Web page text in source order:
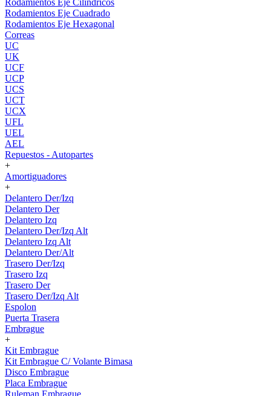
Rodamientos Eje Cilíndricos
Rodamientos Eje Cuadrado
Rodamientos Eje Hexagonal
Correas
UC
UK
UCF
UCP
UCS
UCT
UCX
UFL
UEL
AEL
Repuestos - Autopartes
+
Amortiguadores
+
Delantero Der/Izq
Delantero Der
Delantero Izq
Delantero Der/Izq Alt
Delantero Izq Alt
Delantero Der/Alt
Trasero Der/Izq
Trasero Izq
Trasero Der
Trasero Der/Izq Alt
Espolon
Puerta Trasera
Embrague
+
Kit Embrague
Kit Embrague C/ Volante Bimasa
Disco Embrague
Placa Embrague
Ruleman Embrague